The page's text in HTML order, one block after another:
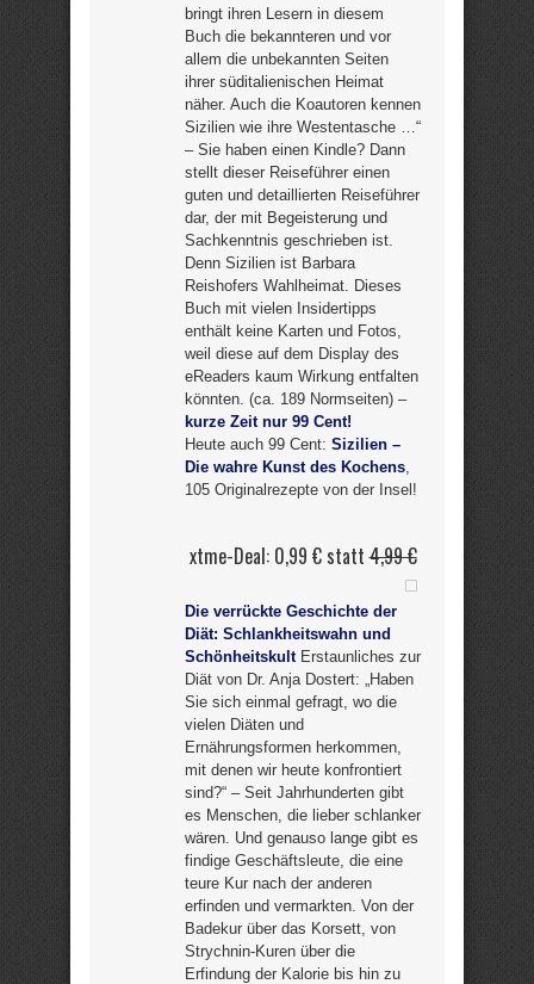
bringt ihren Lesern in diesem
Buch die bekannteren und vor
allem die unbekannten Seiten
ihrer süditalienischen Heimat
näher. Auch die Koautoren kennen
Sizilien wie ihre Westentasche …“
– Sie haben einen Kindle? Dann
stellt dieser Reiseführer einen
guten und detaillierten Reiseführer
dar, der mit Begeisterung und
Sachkenntnis geschrieben ist.
Denn Sizilien ist Barbara
Reishofers Wahlheimat. Dieses
Buch mit vielen Insidertipps
enthält keine Karten und Fotos,
weil diese auf dem Display des
eReaders kaum Wirkung entfalten
könnten. (ca. 189 Normseiten) –
kurze Zeit nur 99 Cent!
Heute auch 99 Cent: Sizilien –
Die wahre Kunst des Kochens,
105 Originalrezepte von der Insel!
xtme-Deal: 0,99 € statt4,99 €
Die verrückte Geschichte der
Diät: Schlankheitswahn und
SchönheitskultErstaunliches zur
Diät von Dr. Anja Dostert: „Haben
Sie sich einmal gefragt, wo die
vielen Diäten und
Ernährungsformen herkommen,
mit denen wir heute konfrontiert
sind?“ – Seit Jahrhunderten gibt
es Menschen, die lieber schlanker
wären. Und genauso lange gibt es
findige Geschäftsleute, die eine
teure Kur nach der anderen
erfinden und vermarkten. Von der
Badekur über das Korsett, von
Strychnin-Kuren über die
Erfindung der Kalorie bis hin zu